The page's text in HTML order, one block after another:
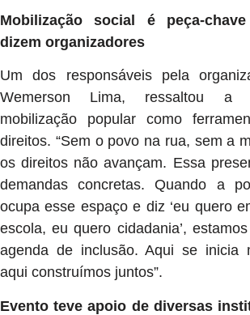
Mobilização social é peça-
dizem organizadores
Um dos responsáveis pela
Wemerson Lima, ressaltou a
mobilização popular como
direitos. “Sem o povo na rua, sem a
os direitos não avançam. Essa
demandas concretas. Quando a
ocupa esse espaço e diz ‘eu quero
escola, eu quero cidadania’,
agenda de inclusão. Aqui se inicia
aqui construímos juntos”.
Evento teve apoio de diversas